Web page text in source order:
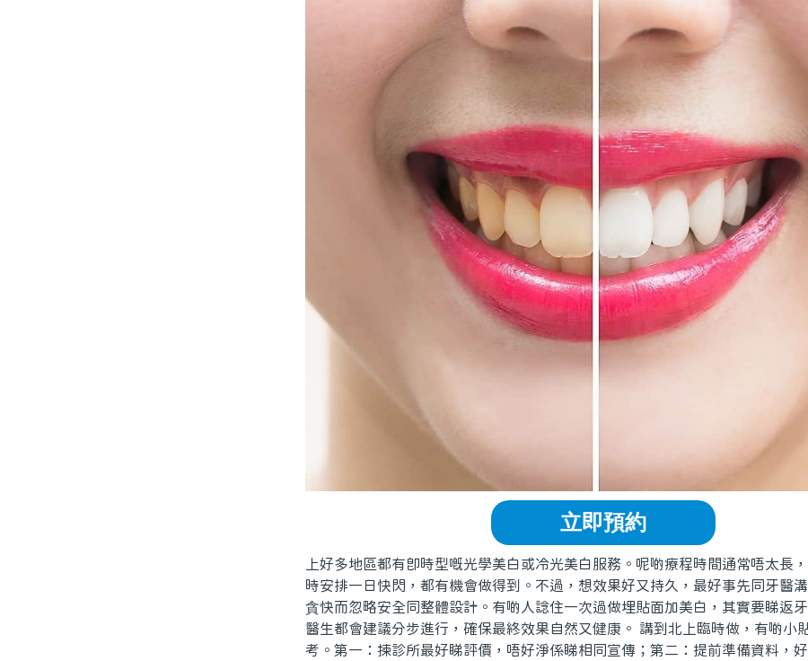
立即預約
上好多地區都有即時型嘅光學美白或冷光美白服務。呢啲療程時間通常唔太長
時安排一日快閃，都有機會做得到。不過，想效果好又持久，最好事先同牙醫
貪快而忽略安全同整體設計。有啲人諗住一次過做埋貼面加美白，其實要睇返
醫生都會建議分步進行，確保最終效果自然又健康。 講到北上臨時做，有啲小
考。第一：揀診所最好睇評價，唔好淨係睇相同宣傳；第二：提前準備資料，好